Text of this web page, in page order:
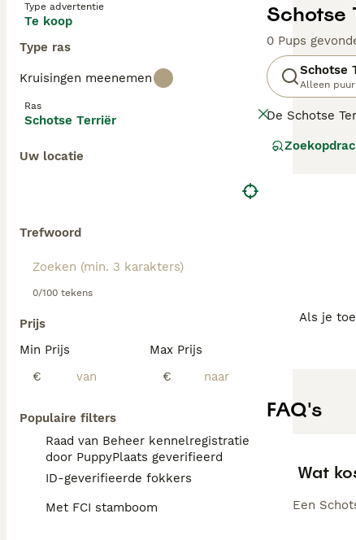
Type advertentie
Te koop
Type ras
Kruisingen meenemen
Ras
Schotse Terriër
Uw locatie
Trefwoord
0/100 tekens
Prijs
Min Prijs
€
Max Prijs
€
Populaire filters
Raad van Beheer kennelregistratie
door PuppyPlaats geverifieerd
ID-geverifieerde fokkers
Met FCI stamboom
Schotse
0 Pups
Schotse
Alleen puur
De Schotse
haren rond
Als je
FAQ's
Wat
Een